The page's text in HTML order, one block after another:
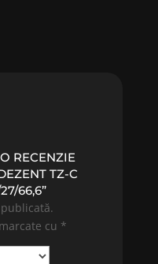
RECENZIE
TZ-C
66,6”
cu *